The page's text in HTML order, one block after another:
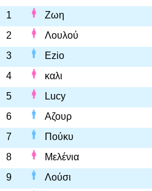
1
Ζωη
2
Λουλού
3
Ezio
4
καλι
5
Lucy
6
Αζουρ
7
Πούκυ
8
Μελένια
9
Λούσι